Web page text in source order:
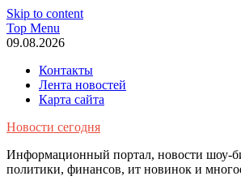
Skip to content
Top Menu
09.08.2026
Контакты
Лента новостей
Карта сайта
Новости сегодня
Информационный портал, новости шоу-
политики, финансов, ит новинок и